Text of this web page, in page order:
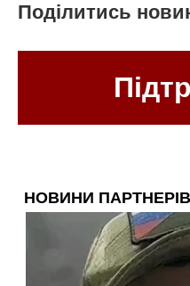
Поділитись